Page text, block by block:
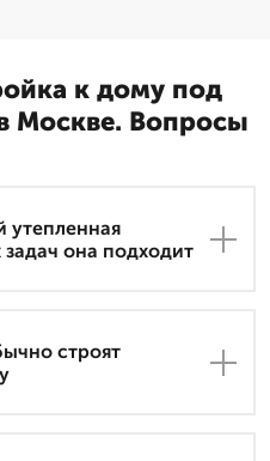
к дому под
Москве. Вопросы
утепленная
она подходит
строят